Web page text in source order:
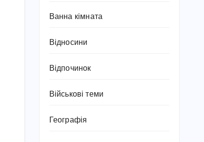
Ванна кімната
Відносини
Відпочинок
Військові теми
Географія